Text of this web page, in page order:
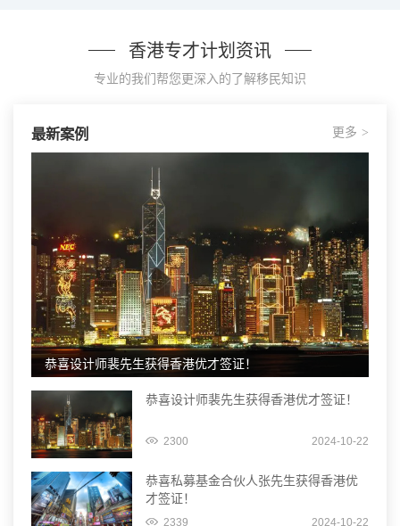
香港专才计划资讯
专业的我们帮您更深入的了解移民知识
最新案例 更多 >
恭喜设计师裴先生获得香港优才签证！
恭喜设计师裴先生获得香港优才签证！
2300 2024-10-22
恭喜私募基金合伙人张先生获得香港优
才签证！
2339 2024-10-22